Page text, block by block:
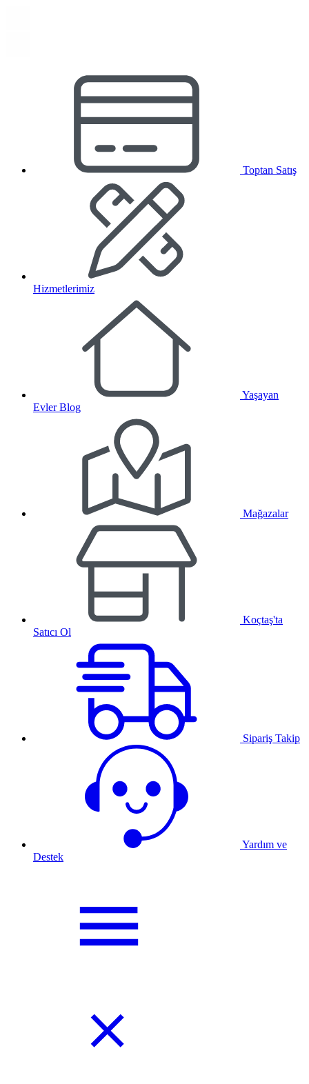
Toptan Satış
Hizmetlerimiz
Yaşayan
Evler Blog
Mağazalar
Koçtaş'ta
Satıcı Ol
Sipariş Takip
Yardım ve
Destek